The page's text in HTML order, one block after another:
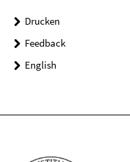
Drucken
Feedback
English